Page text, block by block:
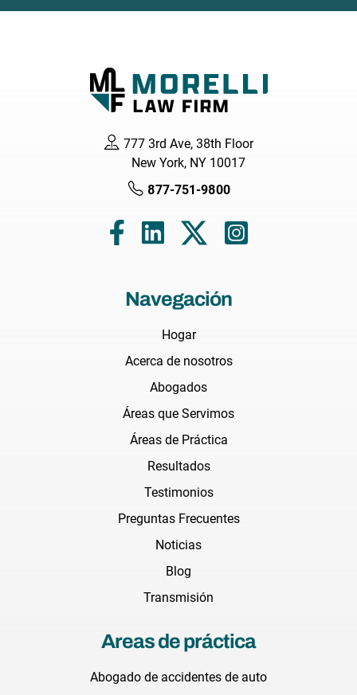
777 3rd Ave, 38th Floor
New York, NY 10017
877-751-9800
Navegación
Hogar
Acerca de nosotros
Abogados
Áreas que Servimos
Áreas de Práctica
Resultados
Testimonios
Preguntas Frecuentes
Noticias
Blog
Transmisión
Areas de práctica
Abogado de accidentes de auto